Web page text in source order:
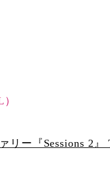
リー『Sessions 2』